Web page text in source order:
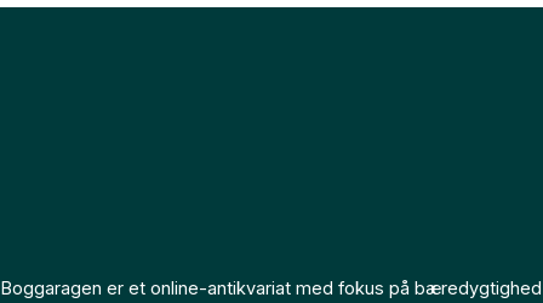
Boggaragen er et online-antikvariat med fokus på bæredygtighed